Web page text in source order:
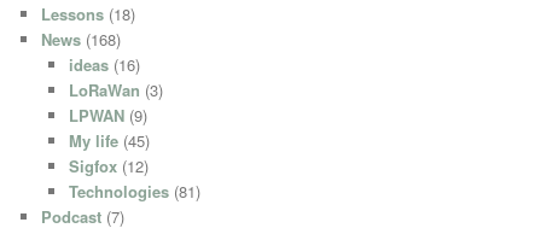
Lessons (18)
News (168)
ideas(16)
LoRaWan (3)
LPWAN(9)
My life(45)
Sigfox(12)
Technologies(81)
Podcast (7)